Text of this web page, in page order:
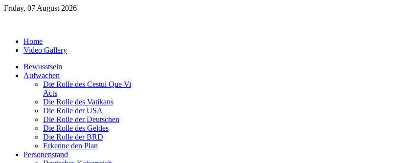
Friday, 07 August 2026
Home
Video Gallery
Bewusstsein
Aufwachen
Die Rolle des Cestui Que Vi
Acts
Die Rolle des Vatikans
Die Rolle der USA
Die Rolle der Deutschen
Die Rolle des Geldes
Die Rolle der BRD
Erkenne den Plan
Personenstand